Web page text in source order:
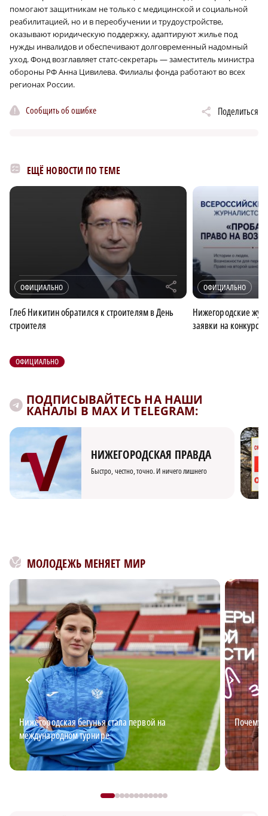
помогают защитникам не только с медицинской и социальной
реабилитацией, но и в переобучении и трудоустройстве,
оказывают юридическую поддержку, адаптируют жилье под
нужды инвалидов и обеспечивают долговременный надомный
уход. Фонд возглавляет статс-секретарь — заместитель министра
обороны РФ Анна Цивилева. Филиалы фонда работают во всех
регионах России.
Сообщить об ошибке Поделиться
ЕЩЁ НОВОСТИ ПО ТЕМЕ
ОФИЦИАЛЬНО r
Глеб Никитин обратился к строителям в День
строителя
ОФИЦИАЛЬНО
Нижегородские
заявки на конкурс
ОФИЦИАЛЬНО
ПОДПИСЫВАЙТЕСЬ НА НАШИ
КАНАЛЫ В MAX И TELEGRAM:
НИЖЕГОРОДСКАЯ ПРАВДА
Быстро, честно, точно. И ничего лишнего
МОЛОДЕЖЬ МЕНЯЕТ МИР
Нижегородская бегунья стала первой на
международном турнире
Почему